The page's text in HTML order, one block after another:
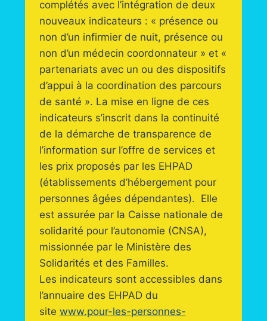
complétés avec l’intégration de deux
nouveaux indicateurs : « présence ou
non d’un infirmier de nuit, présence ou
non d’un médecin coordonnateur » et «
partenariats avec un ou des dispositifs
d’appui à la coordination des parcours
de santé ». La mise en ligne de ces
indicateurs s’inscrit dans la continuité
de la démarche de transparence de
l’information sur l’offre de services et
les prix proposés par les EHPAD
(établissements d’hébergement pour
personnes âgées dépendantes). Elle
est assurée par la Caisse nationale de
solidarité pour l’autonomie (CNSA),
missionnée par le Ministère des
Solidarités et des Familles.
Les indicateurs sont accessibles dans
l’annuaire des EHPAD du
site www.pour-les-personnes-